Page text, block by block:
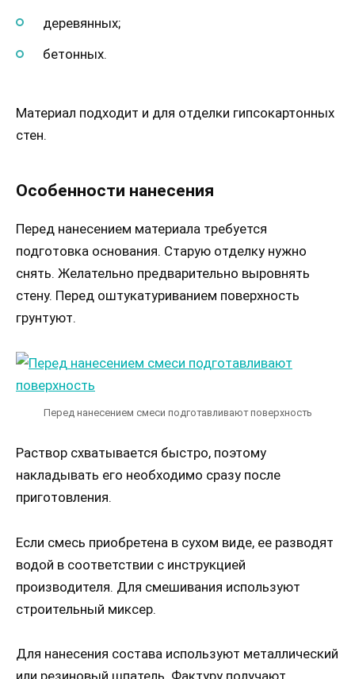
деревянных;
бетонных.
Материал подходит и для отделки гипсокартонных
стен.
Особенности нанесения
Перед нанесением материала требуется
подготовка основания. Старую отделку нужно
снять. Желательно предварительно выровнять
стену. Перед оштукатуриванием поверхность
грунтуют.
Перед нанесением смеси подготавливают поверхность
Раствор схватывается быстро, поэтому
накладывать его необходимо сразу после
приготовления.
Если смесь приобретена в сухом виде, ее разводят
водой в соответствии с инструкцией
производителя. Для смешивания используют
строительный миксер.
Для нанесения состава используют металлический